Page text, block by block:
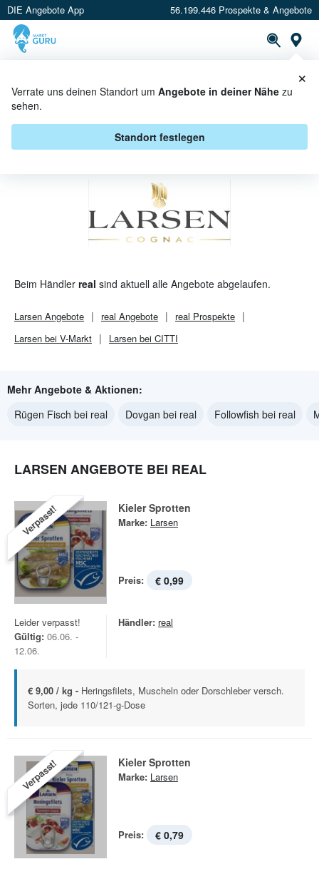
DIE Angebote App 56.199.446 Prospekte & Angebote
Verrate uns deinen Standort um Angebote in deiner Nähe zu
sehen.
Standort festlegen
×
LARSEN BEI REAL - ANGEBOTE &
Beim Händler real sind aktuell alle Angebote abgelaufen.
Larsen Angebote real Angebote real Prospekte
Larsen bei V-Markt
Larsen bei CITTI
Mehr Angebote & Aktionen:
Rügen Fisch bei real
Dovgan bei real Followfish bei real
LARSEN ANGEBOTE BEI REAL
Verpasst! Kieler Sprotten
Marke: Larsen
Preis: € 0,99
Leider verpasst!
Gültig: 06.06. -
12.06.
Händler: real
€ 9,00 / kg - Heringsfilets, Muscheln oder Dorschleber versch.
Sorten, jede 110/121-g-Dose
Verpasst! Kieler Sprotten
Marke: Larsen
Preis: € 0,79